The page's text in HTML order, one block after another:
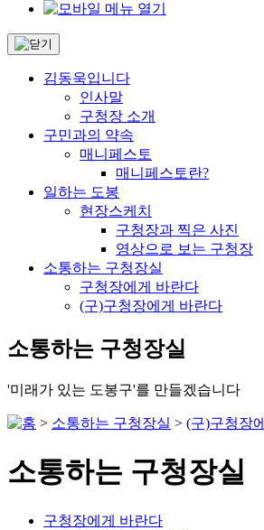
김동욱입니다
인사말
구청장 소개
구민과의 약속
매니페스토
매니페스토란?
일하는 도봉
현장스케치
구청장과 찍은 사진
영상으로 보는 구청장
소통하는 구청장실
구청장에게 바란다
(구)구청장에게 바란다
소통하는 구청장실
'미래가 있는 도봉구'를 만들겠습니다
> 소통하는 구청장실 > (구)구청장
소통하는 구청장실
구청장에게 바란다